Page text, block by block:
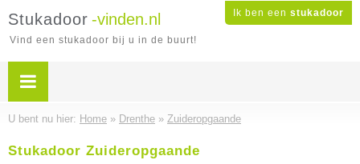
Ik ben een stukadoor
Stukadoor -vinden.nl
Vind een stukadoor bij u in de buurt!
U bent nu hier: Home » Drenthe » Zuideropgaande
Stukadoor Zuideropgaande